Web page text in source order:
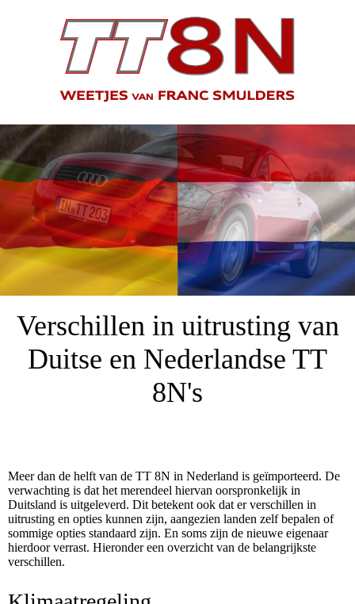
Verschillen in uitrusting van
Duitse en Nederlandse TT
8N's
Meer dan de helft van de TT 8N in Nederland is geïmporteerd. De
verwachting is dat het merendeel hiervan oorspronkelijk in
Duitsland is uitgeleverd. Dit betekent ook dat er verschillen in
uitrusting en opties kunnen zijn, aangezien landen zelf bepalen of
sommige opties standaard zijn. En soms zijn de nieuwe eigenaar
hierdoor verrast. Hieronder een overzicht van de belangrijkste
verschillen.